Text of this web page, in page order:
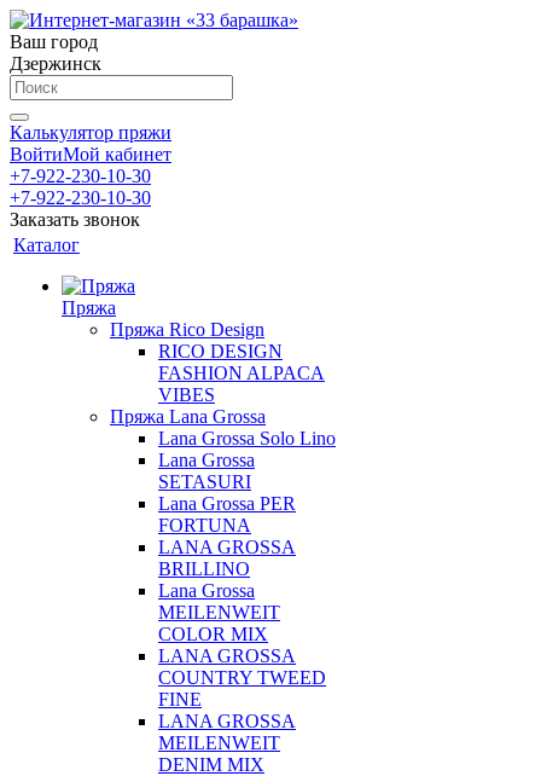
Ваш город
Дзержинск
Калькулятор пряжи
ВойтиМой кабинет
+7-922-230-10-30
+7-922-230-10-30
Заказать звонок
Каталог
Пряжа
Пряжа Rico Design
RICO DESIGN
FASHION ALPACA
VIBES
Пряжа Lana Grossa
Lana Grossa Solo Lino
Lana Grossa
SETASURI
Lana Grossa PER
FORTUNA
LANA GROSSA
BRILLINO
Lana Grossa
MEILENWEIT
COLOR MIX
LANA GROSSA
COUNTRY TWEED
FINE
LANA GROSSA
MEILENWEIT
DENIM MIX